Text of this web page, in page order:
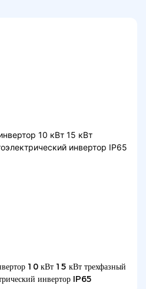
10 кВт 15 кВт трехфазный
инвертор IP65